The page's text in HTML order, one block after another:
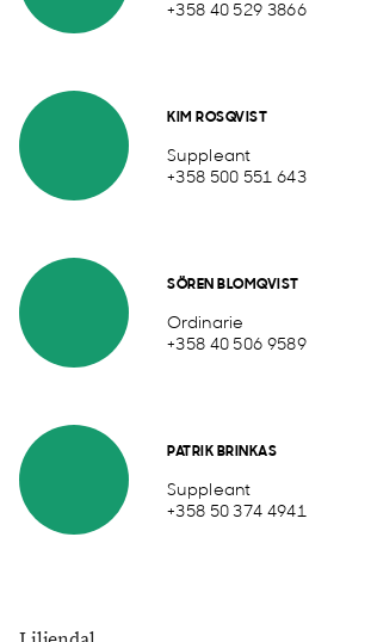
+358 40 529 3866
KIM ROSQVIST
Suppleant
+358 500 551 643
SÖREN BLOMQVIST
Ordinarie
+358 40 506 9589
PATRIK BRINKAS
Suppleant
+358 50 374 4941